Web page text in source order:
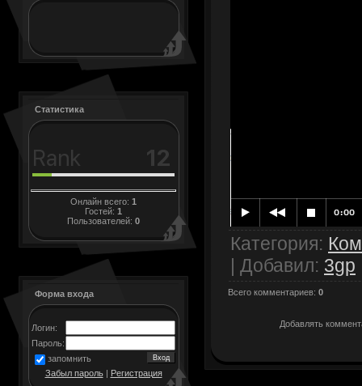
Статистика
Онлайн всего: 1
Гостей: 1
Пользователей: 0
Форма входа
Логин:
Пароль:
запомнить
Забыл пароль| Регистрация
Категория:
| Добавил: 3gp
Всего комментариев: 0
Добавлять